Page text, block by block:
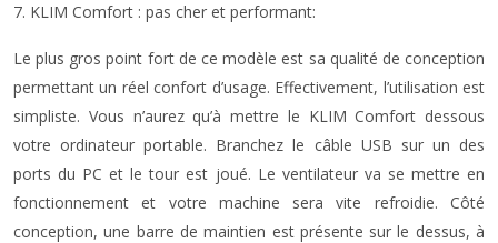
7. KLIM Comfort : pas cher et performant:
Le plus gros point fort de ce modèle est sa qualité de conception
permettant un réel confort d’usage. Effectivement, l’utilisation est
simpliste. Vous n’aurez qu’à mettre le KLIM Comfort dessous
votre ordinateur portable. Branchez le câble USB sur un des
ports du PC et le tour est joué. Le ventilateur va se mettre en
fonctionnement et votre machine sera vite refroidie. Côté
conception, une barre de maintien est présente sur le dessus, à